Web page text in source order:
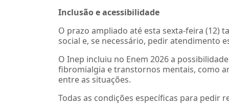
Inclusão e acessibilidade
O prazo ampliado até esta sexta-feira (12)
social e, se necessário, pedir atendimento
O Inep incluiu no Enem 2026 a
fibromialgia e transtornos mentais, como
entre as situações.
Todas as condições específicas para pedir